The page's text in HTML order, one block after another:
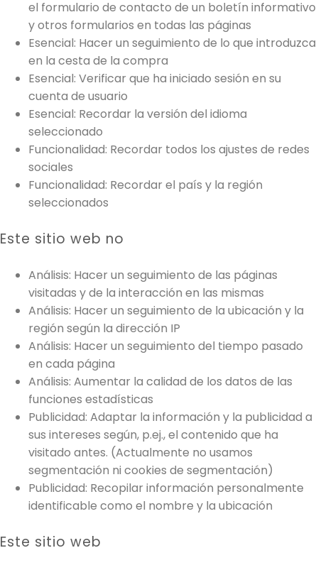
el formulario de contacto de un boletín informativo
y otros formularios en todas las páginas
Esencial: Hacer un seguimiento de lo que introduzca
en la cesta de la compra
Esencial: Verificar que ha iniciado sesión en su
cuenta de usuario
Esencial: Recordar la versión del idioma
seleccionado
Funcionalidad: Recordar todos los ajustes de redes
sociales
Funcionalidad: Recordar el país y la región
seleccionados
Este sitio web no
Análisis: Hacer un seguimiento de las páginas
visitadas y de la interacción en las mismas
Análisis: Hacer un seguimiento de la ubicación y la
región según la dirección IP
Análisis: Hacer un seguimiento del tiempo pasado
en cada página
Análisis: Aumentar la calidad de los datos de las
funciones estadísticas
Publicidad: Adaptar la información y la publicidad a
sus intereses según, p.ej., el contenido que ha
visitado antes. (Actualmente no usamos
segmentación ni cookies de segmentación)
Publicidad: Recopilar información personalmente
identificable como el nombre y la ubicación
Este sitio web